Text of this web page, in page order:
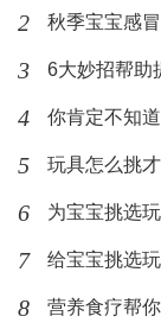
2 秋季宝宝感
3 6大妙招帮助
4 你肯定不知
5 玩具怎么挑
6 为宝宝挑选
7 给宝宝挑选
8 营养食疗帮